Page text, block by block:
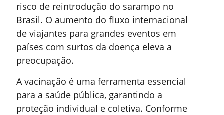
risco de reintrodução do sarampo no
Brasil. O aumento do fluxo internacional
de viajantes para grandes eventos em
países com surtos da doença eleva a
preocupação.
A vacinação é uma ferramenta essencial
para a saúde pública, garantindo a
proteção individual e coletiva. Conforme